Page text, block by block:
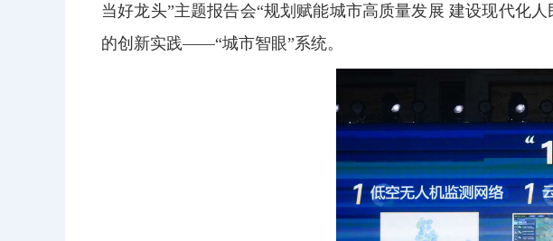
当好龙头”主题报告会“规划赋能城市高质量发展 建设现代化
的创新实践——“城市智眼”系统。